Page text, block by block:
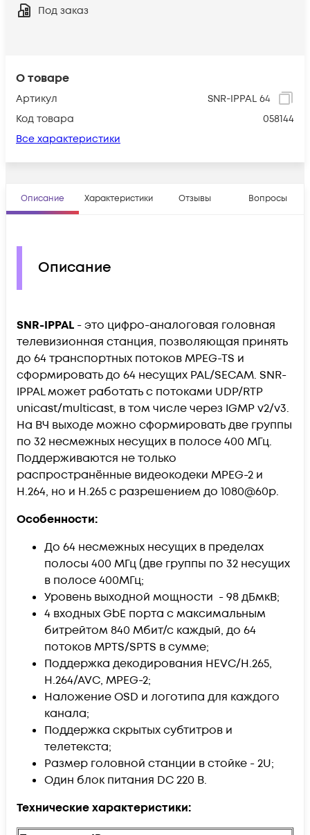
О товаре
Артикул
SNR-IPPAL 64
Код товара
058144
Все характеристики
Под заказ
Описание Характеристики Отзывы Вопросы
Описание
SNR-IPPAL - это цифро-аналоговая головная
телевизионная станция, позволяющая принять
до 64 транспортных потоков MPEG-TS и
сформировать до 64 несущих PAL/SECAM. SNR-
IPPAL может работать с потоками UDP/RTP
unicast/multicast, в том числе через IGMP v2/v3.
На ВЧ выходе можно сформировать две группы
по 32 несмежных несущих в полосе 400 МГц.
Поддерживаются не только
распространённые видеокодеки MPEG-2 и
H.264, но и H.265 с разрешением до 1080@60p.
Особенности:
До 64 несмежных несущих в пределах
полосы 400 МГц (две группы по 32 несущих
в полосе 400МГц;
Уровень выходной мощности - 98 дБмкВ;
4 входных GbE порта с максимальным
битрейтом 840 Мбит/с каждый, до 64
потоков MPTS/SPTS в сумме;
Поддержка декодирования HEVC/H.265,
H.264/AVC, MPEG-2;
Наложение OSD и логотипа для каждого
канала;
Поддержка скрытых субтитров и
телетекста;
Размер головной станции в стойке - 2U;
Один блок питания DC 220 В.
Технические характеристики: